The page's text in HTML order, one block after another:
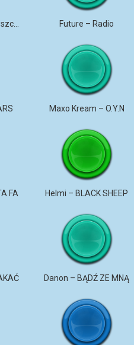
Maciej Malenczuk – Błyszczeć Future – Radio
Maxo Kream – O.Y.N
FA Helmi – BLACK SHEEP
Danon – BĄDŹ ZE MNĄ